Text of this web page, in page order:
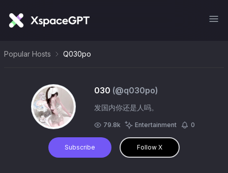
Popular Hosts Q030po
030 (@q030po)
发国内你还是人吗。
79.8k Entertainment 0
Subscribe Follow X